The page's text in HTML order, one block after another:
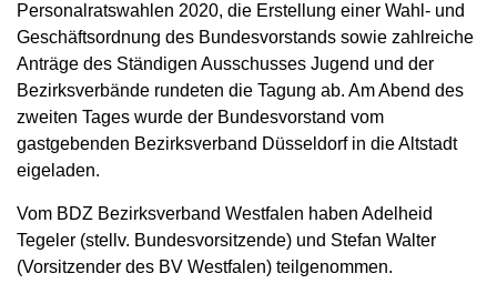
Personalratswahlen 2020, die Erstellung einer Wahl- und
Geschäftsordnung des Bundesvorstands sowie zahlreiche
Anträge des Ständigen Ausschusses Jugend und der
Bezirksverbände rundeten die Tagung ab. Am Abend des
zweiten Tages wurde der Bundesvorstand vom
gastgebenden Bezirksverband Düsseldorf in die Altstadt
eigeladen.
Vom BDZ Bezirksverband Westfalen haben Adelheid
Tegeler (stellv. Bundesvorsitzende) und Stefan Walter
(Vorsitzender des BV Westfalen) teilgenommen.